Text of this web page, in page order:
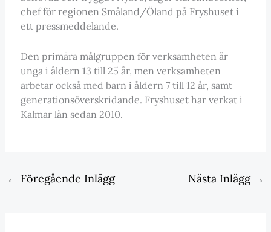
chef för regionen Småland/Öland på Fryshuset i
ett pressmeddelande.
Den primära målgruppen för verksamheten är
unga i åldern 13 till 25 år, men verksamheten
arbetar också med barn i åldern 7 till 12 år, samt
generationsöverskridande. Fryshuset har verkat i
Kalmar län sedan 2010.
← Föregående Inlägg Nästa Inlägg →